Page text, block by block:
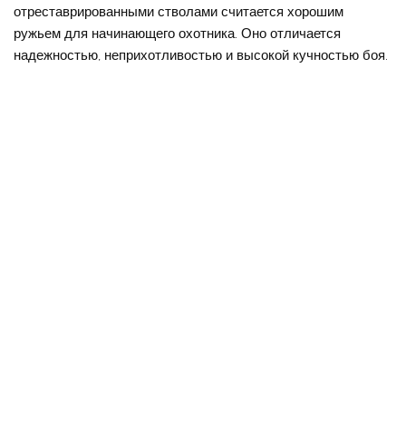
отреставрированными стволами считается хорошим
ружьем для начинающего охотника. Оно отличается
надежностью, неприхотливостью и высокой кучностью боя.